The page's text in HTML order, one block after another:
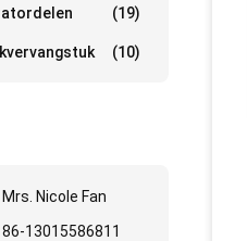
(19)
(10)
Mrs. Nicole Fan
86-13015586811